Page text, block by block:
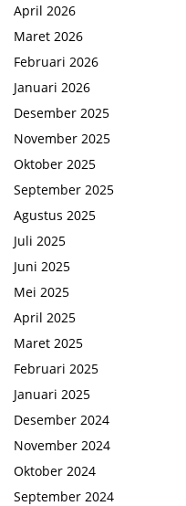
April 2026
Maret 2026
Februari 2026
Januari 2026
Desember 2025
November 2025
Oktober 2025
September 2025
Agustus 2025
Juli 2025
Juni 2025
Mei 2025
April 2025
Maret 2025
Februari 2025
Januari 2025
Desember 2024
November 2024
Oktober 2024
September 2024